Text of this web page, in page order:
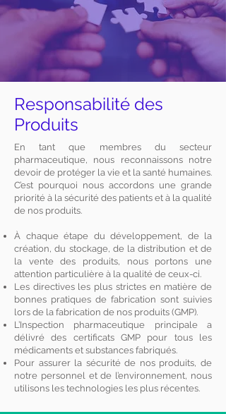
Responsabilité des
Produits
En tant que membres du secteur
pharmaceutique, nous reconnaissons notre
devoir de protéger la vie et la santé humaines.
C’est pourquoi nous accordons une grande
priorité à la sécurité des patients et à la qualité
de nos produits.
À chaque étape du développement, de la
création, du stockage, de la distribution et de
la vente des produits, nous portons une
attention particulière à la qualité de ceux-ci.
Les directives les plus strictes en matière de
bonnes pratiques de fabrication sont suivies
lors de la fabrication de nos produits (GMP).
L’Inspection pharmaceutique principale a
délivré des certificats GMP pour tous les
médicaments et substances fabriqués.
Pour assurer la sécurité de nos produits, de
notre personnel et de l’environnement, nous
utilisons les technologies les plus récentes.